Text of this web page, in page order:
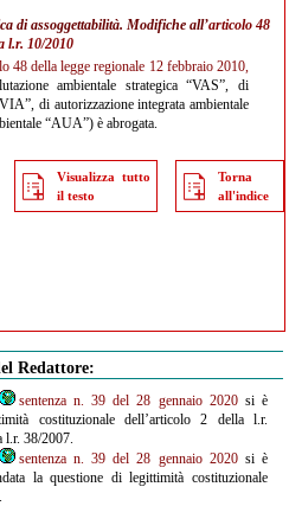
di assoggettabilità. Modifiche all’articolo 48
l.r. 10/2010
48 della legge regionale 12 febbraio 2010,
ambientale strategica “VAS”, di
di autorizzazione integrata ambientale
“AUA”) è abrogata.
Visualizza tutto
il testo
Torna
all'indice
Redattore:
sentenza n. 39 del 28 gennaio 2020si è
costituzionale dell’articolo 2 della l.r.
l.r. 38/2007.
sentenza n. 39 del 28 gennaio 2020si è
la questione di legittimità costituzionale